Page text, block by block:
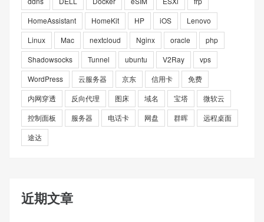
HomeAssistant
HomeKit HP iOS
Lenovo
Linux
Mac nextcloud Nginx oracle
php
Shadowsocks
Tunnel ubuntu V2Ray
vps
WordPress
云服务器 京东 信用卡
免费
内网穿透
反向代理 图床 域名 宝塔
微软云
控制面板
服务器 电话卡 网盘 群晖
远程桌面
途达
近期文章